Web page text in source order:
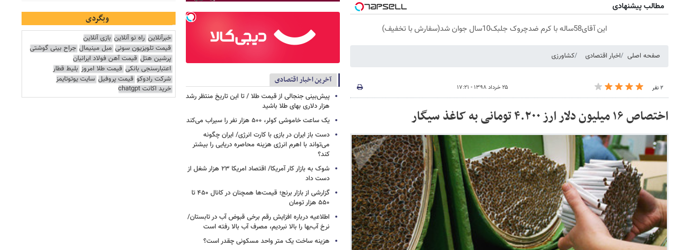
مطالب پیشنهادی
این آقای58ساله با کرم ضدچروک جلبک10سال جوان شد(سفارش با تخفیف)
صفحه اصلی اخبار اقتصادی کشاورزی
۲ نفر ۲۵ خرداد ۱۳۹۸ - ۱۷:۲۱
اختصاص ۱۶ میلیون دلار ارز ۴.۲۰۰ تومانی به کاغذ سیگار
آخرین اخبار اقتصادی
پیش‌بینی جنجالی از قیمت طلا / تا این تاریخ منتظر رشد
هزار دلاری بهای طلا باشید
یک ساعت خاموشی کولر، ۵۰۰ هزار نفر را سیراب می‌کند
دست باز ایران در بازی با کارت انرژی/ ایران چگونه
می‌تواند با اهرم انرژی‌ هزینه محاصره دریایی را بیشتر
کند؟
شوک به بازار کار آمریکا/ اقتصاد امریکا ۲۳ هزار شغل از
دست داد
گزارشی از بازار برنج؛ قیمت‌ها همچنان در کانال ۴۵۰ تا
۵۵۰ هزار تومان
اطلاعیه درباره افزایش رقم برخی قبوض آب در تابستان/
نرخ آب‌بها را بالا نبردیم، مصرف آب بالا رفته است
هزینه ساخت یک متر واحد مسکونی چقدر است؟
وبگردی
خبرآنلاین راه نو آنلاین بازی آنلاین
قیمت تلویزیون سونی مبل مینیمال جراح بینی گوشتی
پرشین هتل قیمت آهن فولاد ایرانیان
اعتبارسنجی بانکی قیمت طلا امروز بلیط قطار
شرکت رادوکو قیمت پروفیل سایت یوتوتایمز
خرید اکانت chatgpt